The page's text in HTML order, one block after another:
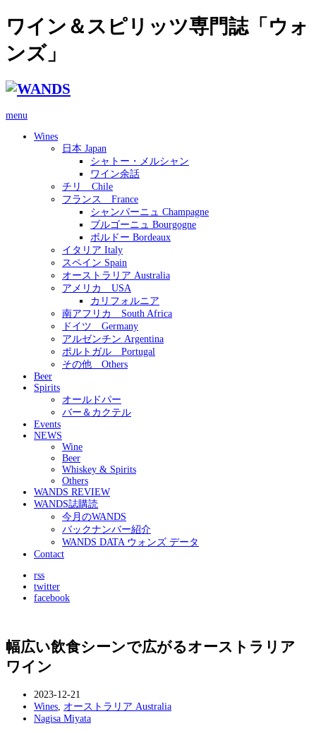
ワイン＆スピリッツ専門誌「ウォ
ンズ」
menu
Wines
日本 Japan
シャトー・メルシャン
ワイン余話
チリ Chile
フランス France
シャンパーニュ Champagne
ブルゴーニュ Bourgogne
ボルドー Bordeaux
イタリア Italy
スペイン Spain
オーストラリア Australia
アメリカ USA
カリフォルニア
南アフリカ South Africa
ドイツ Germany
アルゼンチン Argentina
ポルトガル Portugal
その他 Others
Beer
Spirits
オールドパー
バー＆カクテル
Events
NEWS
Wine
Beer
Whiskey & Spirits
Others
WANDS REVIEW
WANDS誌購読
今月のWANDS
バックナンバー紹介
WANDS DATA ウォンズ データ
Contact
rss
twitter
facebook
幅広い飲食シーンで広がるオーストラリア
ワイン
2023-12-21
Wines オーストラリア Australia
Nagisa Miyata